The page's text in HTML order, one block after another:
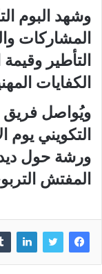
وشهد البوم
المشاركات
التأطير
الكفايات
ويُواصل فريق
ورشة حول
المفتش